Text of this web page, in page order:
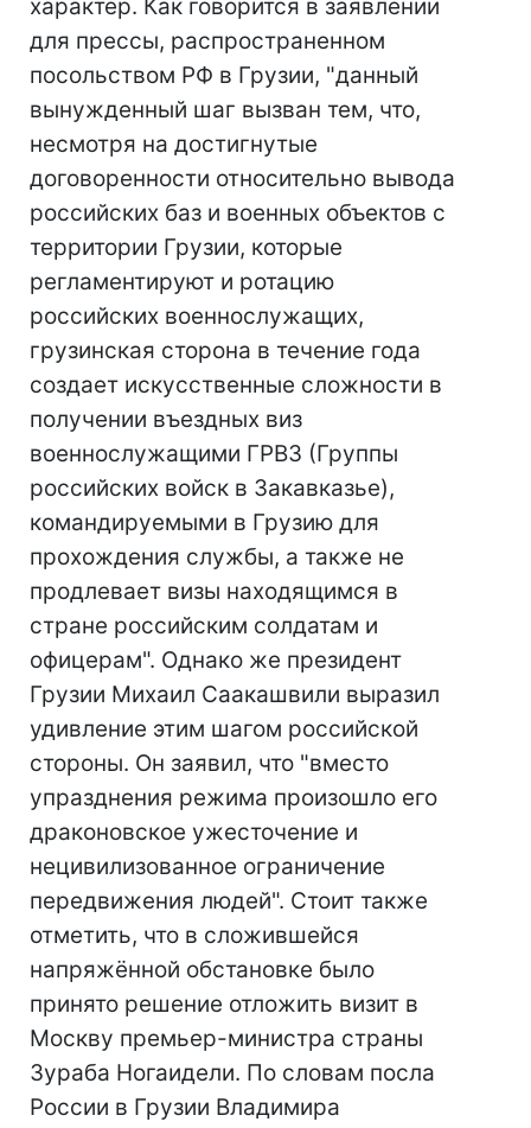
характер. Как говорится в заявлении
для прессы, распространенном
посольством РФ в Грузии, "данный
вынужденный шаг вызван тем, что,
несмотря на достигнутые
договоренности относительно вывода
российских баз и военных объектов с
территории Грузии, которые
регламентируют и ротацию
российских военнослужащих,
грузинская сторона в течение года
создает искусственные сложности в
получении въездных виз
военнослужащими ГРВЗ (Группы
российских войск в Закавказье),
командируемыми в Грузию для
прохождения службы, а также не
продлевает визы находящимся в
стране российским солдатам и
офицерам". Однако же президент
Грузии Михаил Саакашвили выразил
удивление этим шагом российской
стороны. Он заявил, что "вместо
упразднения режима произошло его
драконовское ужесточение и
нецивилизованное ограничение
передвижения людей". Стоит также
отметить, что в сложившейся
напряжённой обстановке было
принято решение отложить визит в
Москву премьер-министра страны
Зураба Ногаидели. По словам посла
России в Грузии Владимира